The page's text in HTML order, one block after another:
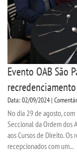
Evento OAB São
Data: 02/09/2024 |
No dia 29 de agosto,
Seccional da Ordem dos
aos Cursos de Direito.
recepcionados com um...